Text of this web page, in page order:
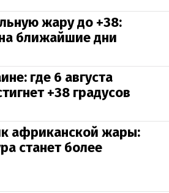
жару до +38:
ближайшие дни
где 6 августа
+38 градусов
африканской жары:
станет более